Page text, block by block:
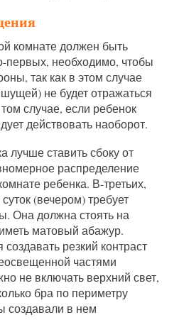
комнате должен быть
первых, необходимо, чтобы
так как в этом случае
не будет отражаться
случае, если ребенок
действовать наоборот.
лучше ставить сбоку от
распределение
ребенка. В-третьих,
(вечером) требует
Она должна стоять на
матовый абажур.
резкий контраст
частями
не включать верхний свет,
бра по периметру
создавали в нем